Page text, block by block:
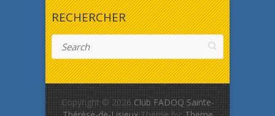
RECHERCHER
Copyright © 2026 Club FADOQ Sainte-